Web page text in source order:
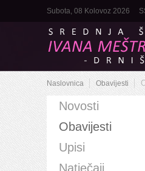
Subota, 08 Kolovoz 2026
Naslovnica Obavijesti
Novosti
Obavijesti
Upisi
Natječaji